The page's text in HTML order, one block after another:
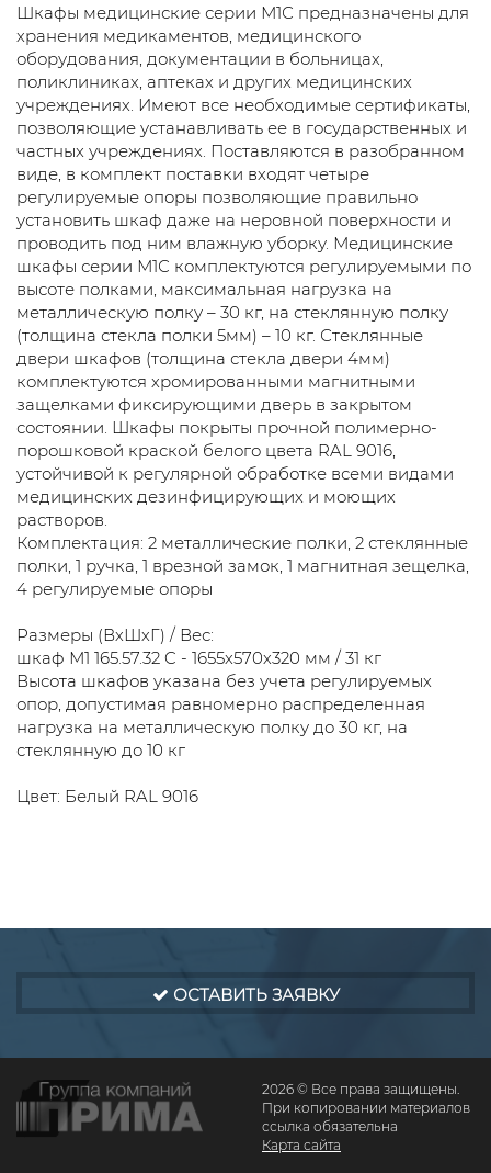
Шкафы медицинские серии М1С предназначены для
хранения медикаментов, медицинского
оборудования, документации в больницах,
поликлиниках, аптеках и других медицинских
учреждениях. Имеют все необходимые сертификаты,
позволяющие устанавливать ее в государственных и
частных учреждениях. Поставляются в разобранном
виде, в комплект поставки входят четыре
регулируемые опоры позволяющие правильно
установить шкаф даже на неровной поверхности и
проводить под ним влажную уборку. Медицинские
шкафы серии М1С комплектуются регулируемыми по
высоте полками, максимальная нагрузка на
металлическую полку – 30 кг, на стеклянную полку
(толщина стекла полки 5мм) – 10 кг. Стеклянные
двери шкафов (толщина стекла двери 4мм)
комплектуются хромированными магнитными
защелками фиксирующими дверь в закрытом
состоянии. Шкафы покрыты прочной полимерно-
порошковой краской белого цвета RAL 9016,
устойчивой к регулярной обработке всеми видами
медицинских дезинфицирующих и моющих
растворов.
Комплектация: 2 металлические полки, 2 стеклянные
полки, 1 ручка, 1 врезной замок, 1 магнитная зещелка,
4 регулируемые опоры
Размеры (ВхШхГ) / Вес:
шкаф М1 165.57.32 C - 1655х570х320 мм / 31 кг
Высота шкафов указана без учета регулируемых
опор, допустимая равномерно распределенная
нагрузка на металлическую полку до 30 кг, на
стеклянную до 10 кг
Цвет: Белый RAL 9016
ОСТАВИТЬ ЗАЯВКУ
2026 © Все права защищены.
При копировании материалов
ссылка обязательна
Карта сайта